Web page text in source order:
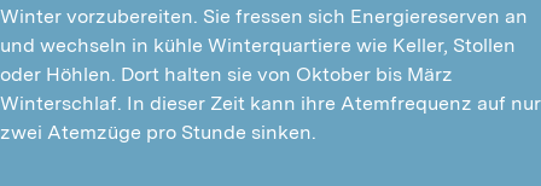
Winter vorzubereiten. Sie fressen sich Energiereserven an
und wechseln in kühle Winterquartiere wie Keller, Stollen
oder Höhlen. Dort halten sie von Oktober bis März
Winterschlaf. In dieser Zeit kann ihre Atemfrequenz auf nur
zwei Atemzüge pro Stunde sinken.